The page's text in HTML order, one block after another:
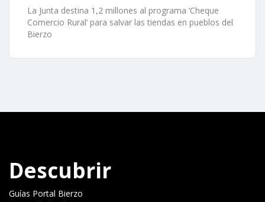
La Junta destina 1,2 millones al programa ‘Cheque
Comercio Rural’ para salvar las tiendas en pueblos del
Bierzo
Descubrir
Guías Portal Bierzo